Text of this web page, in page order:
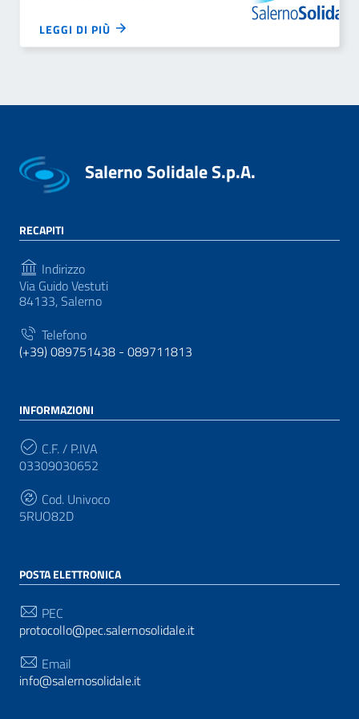
LEGGI DI PIÙ
Salerno Solidale S.p.A.
RECAPITI
Indirizzo
Via Guido Vestuti
84133, Salerno
Telefono
(+39) 089751438 - 089711813
INFORMAZIONI
C.F. / P.IVA
03309030652
Cod. Univoco
5RUO82D
POSTA ELETTRONICA
PEC
protocollo@pec.salernosolidale.it
Email
info@salernosolidale.it